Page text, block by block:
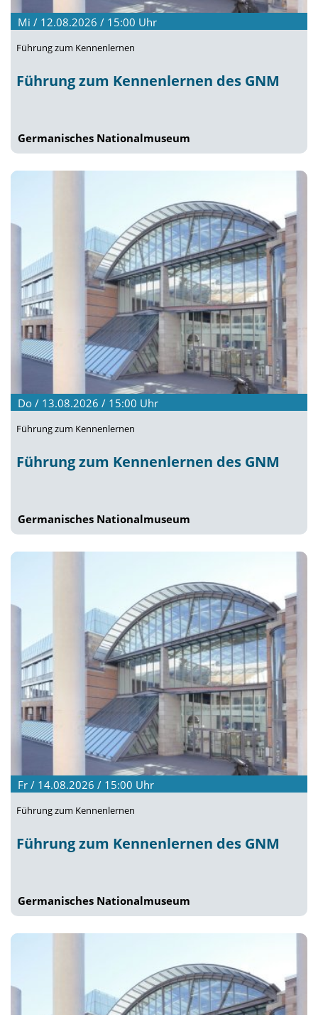
Mi / 12.08.2026 / 15:00 Uhr
Führung zum Kennenlernen
Führung zum Kennenlernen des GNM
Germanisches Nationalmuseum
Do / 13.08.2026 / 15:00 Uhr
Führung zum Kennenlernen
Führung zum Kennenlernen des GNM
Germanisches Nationalmuseum
Fr / 14.08.2026 / 15:00 Uhr
Führung zum Kennenlernen
Führung zum Kennenlernen des GNM
Germanisches Nationalmuseum